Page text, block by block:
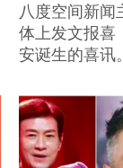
八度空间新闻
体上发文报喜
安诞生的喜讯。